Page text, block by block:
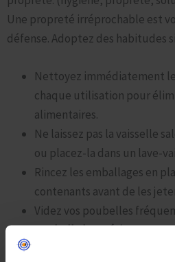
Une propreté irréprochable est
défense. Adoptez des habitudes
Nettoyez immédiatement
chaque utilisation pour
alimentaires.
Ne laissez pas la vaisselle
ou placez-la dans un lave-
Rincez les emballages en
contenants avant de les
Videz vos poubelles
poubelle hermétique.
avec une solution de